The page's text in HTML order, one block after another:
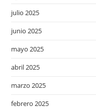
julio 2025
junio 2025
mayo 2025
abril 2025
marzo 2025
febrero 2025